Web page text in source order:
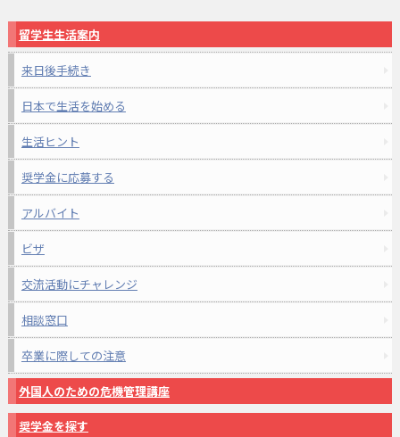
留学生生活案内
来日後手続き
日本で生活を始める
生活ヒント
奨学金に応募する
アルバイト
ビザ
交流活動にチャレンジ
相談窓口
卒業に際しての注意
外国人のための危機管理講座
奨学金を探す